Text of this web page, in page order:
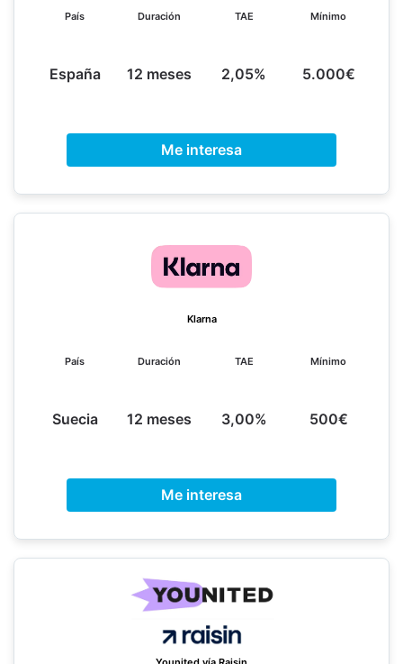
País
España
Duración
12 meses
TAE
2,05%
Mínimo
5.000€
Me interesa
Klarna
País
Suecia
Duración
12 meses
TAE
3,00%
Mínimo
500€
Me interesa